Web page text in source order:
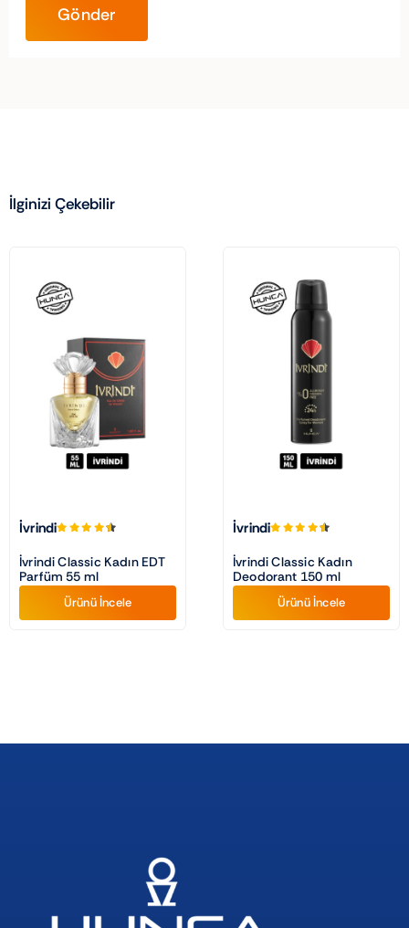
İlginizi Çekebilir
İvrindi
İvrindi Classic Kadın EDT
Parfüm 55 ml
Ürünü İncele
İvrindi
İvrindi Classic Kadın
Deodorant 150 ml
Ürünü İncele